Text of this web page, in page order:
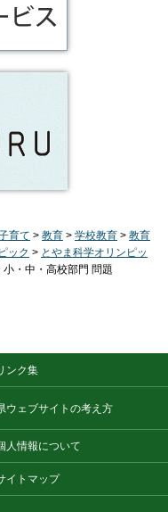
育て > 教育 > 学校教育 > 教育
ック > とやま科学オリンピッ
・中・高校部門 問題
ンク集
ウェブサイトの考え方
人情報について
イトマップ